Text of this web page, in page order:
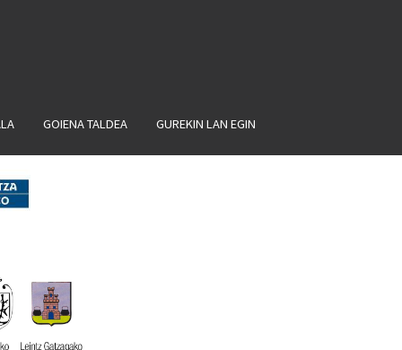
GOIENA TALDEA GUREKIN LAN EGIN